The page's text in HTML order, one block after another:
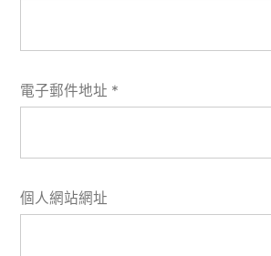
電子郵件地址 *
個人網站網址